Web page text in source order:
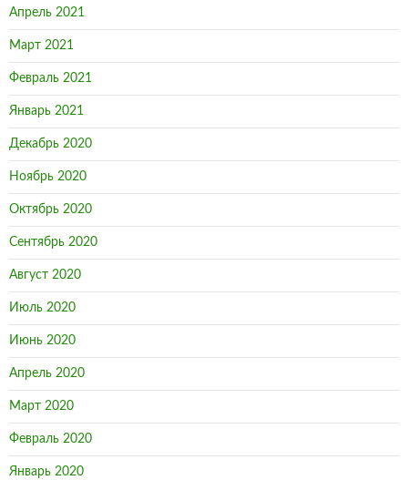
Апрель 2021
Март 2021
Февраль 2021
Январь 2021
Декабрь 2020
Ноябрь 2020
Октябрь 2020
Сентябрь 2020
Август 2020
Июль 2020
Июнь 2020
Апрель 2020
Март 2020
Февраль 2020
Январь 2020